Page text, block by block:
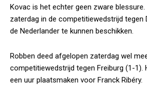
Kovac is het echter geen zware
zaterdag in de competitiewedstrijd tegen
de Nederlander te kunnen beschikken.
Robben deed afgelopen zaterdag wel
competitiewedstrijd tegen Freiburg (1-1).
een uur plaatsmaken voor Franck Ribéry.